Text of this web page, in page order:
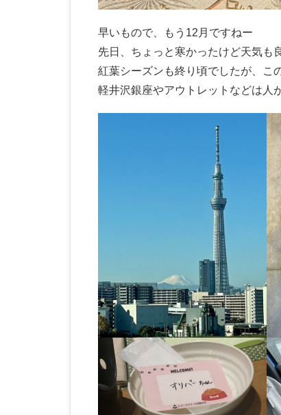
早いもので、もう12月ですねー
先日、ちょっと寒かったけど天気も
紅葉シーズンも終り頃でしたが、こ
軽井沢銀座やアウトレットなどは人